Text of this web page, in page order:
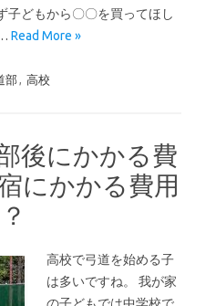
子どもから〇〇を買ってほし
Read More »
部, 高校
後にかかる費
にかかる費用
高校で弓道を始める子
は多いですね。 我が家